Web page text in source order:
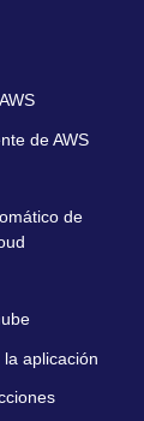
de AWS
de
aplicación